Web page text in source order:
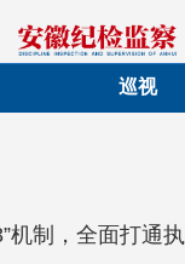
巡视
制，全面打通执